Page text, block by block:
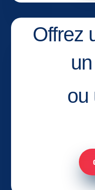
Offrez
ou